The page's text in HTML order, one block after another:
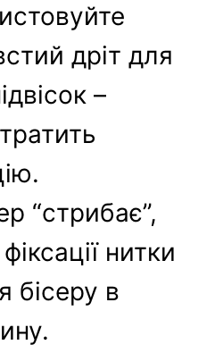
дріт для
–
“стрибає”,
нитки
бісеру в